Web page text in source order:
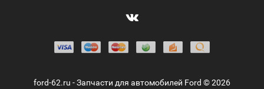
ford-62.ru - Запчасти для автомобилей Ford © 2026